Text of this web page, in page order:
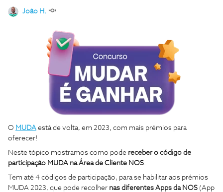
João H.
O MUDA está de volta, em 2023, com mais prémios para
oferecer!
Neste tópico mostramos como pode receber o código de
participação MUDA na Área de Cliente NOS.
Tem até 4 códigos de participação, para se habilitar aos prémios
MUDA 2023, que pode recolher nas diferentes Apps da NOS (App